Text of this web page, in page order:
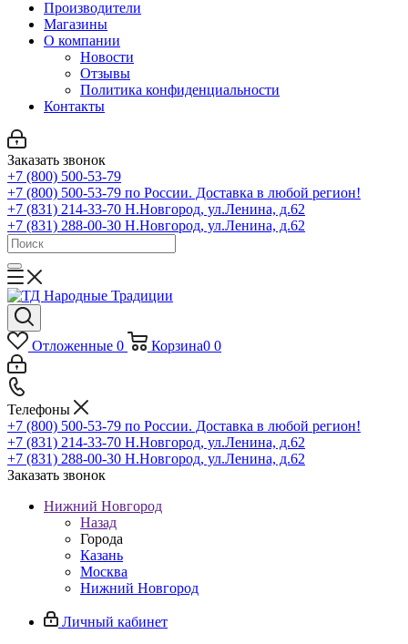
Производители
Магазины
О компании
Новости
Отзывы
Политика конфиденциальности
Контакты
Заказать звонок
+7 (800) 500-53-79
+7 (800) 500-53-79 по России. Доставка в любой регион!
+7 (831) 214-33-70 Н.Новгород, ул.Ленина, д.62
+7 (831) 288-00-30 Н.Новгород, ул.Ленина, д.62
Отложенные 0 Корзина0 0
Телефоны
+7 (800) 500-53-79 по России. Доставка в любой регион!
+7 (831) 214-33-70 Н.Новгород, ул.Ленина, д.62
+7 (831) 288-00-30 Н.Новгород, ул.Ленина, д.62
Заказать звонок
Нижний Новгород
Назад
Города
Казань
Москва
Нижний Новгород
Личный кабинет